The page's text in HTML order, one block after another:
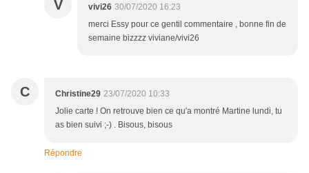
V vivi26 30/07/2020 16:23
merci Essy pour ce gentil commentaire , bonne fin de
semaine bizzzz viviane/vivi26
C Christine29 23/07/2020 10:33
Jolie carte ! On retrouve bien ce qu'a montré Martine lundi, tu
as bien suivi ;-) . Bisous, bisous
Répondre